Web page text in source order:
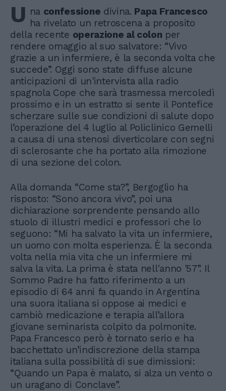
U na confessione divina. Papa Francesco
ha rivelato un retroscena a proposito
della recente operazione al colon per
rendere omaggio al suo salvatore: “Vivo
grazie a un infermiere, è la seconda volta che
succede”. Oggi sono state diffuse alcune
anticipazioni di un'intervista alla radio
spagnola Cope che sarà trasmessa mercoledì
prossimo e in un estratto si sente il Pontefice
scherzare sulle sue condizioni di salute dopo
l’operazione del 4 luglio al Policlinico Gemelli
a causa di una stenosi diverticolare con segni
di sclerosante che ha portato alla rimozione
di una sezione del colon.
Alla domanda “Come sta?”, Bergoglio ha
risposto: “Sono ancora vivo”, poi una
dichiarazione sorprendente pensando allo
stuolo di illustri medici e professori che lo
seguono: “Mi ha salvato la vita un infermiere,
un uomo con molta esperienza. È la seconda
volta nella mia vita che un infermiere mi
salva la vita. La prima è stata nell'anno '57”. Il
Sommo Padre ha fatto riferimento a un
episodio di 64 anni fa quando in Argentina
una suora italiana si oppose ai medici e
cambiò medicazione e terapia all’allora
giovane seminarista colpito da polmonite.
Papa Francesco però è tornato serio e ha
bacchettato un’indiscrezione della stampa
italiana sulla possibilità di sue dimissioni:
“Quando un Papa è malato, si alza un vento o
un uragano di Conclave”.